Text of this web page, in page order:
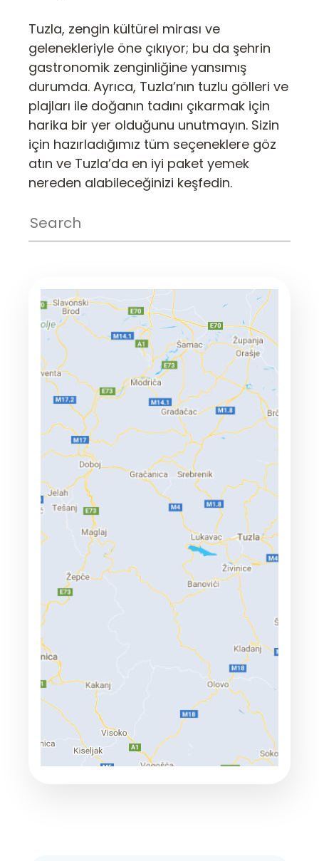
Tuzla, zengin kültürel mirası ve
gelenekleriyle öne çıkıyor; bu da şehrin
gastronomik zenginliğine yansımış
durumda. Ayrıca, Tuzla’nın tuzlu gölleri ve
plajları ile doğanın tadını çıkarmak için
harika bir yer olduğunu unutmayın. Sizin
için hazırladığımız tüm seçeneklere göz
atın ve Tuzla’da en iyi paket yemek
nereden alabileceğinizi keşfedin.